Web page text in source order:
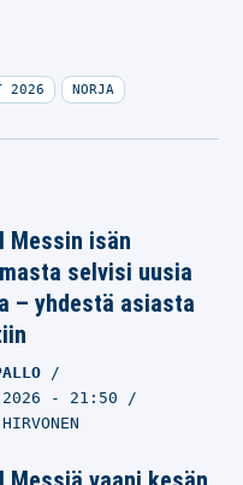
2026 NORJA
Messin isän
selvisi uusia
– yhdestä asiasta
- 21:50